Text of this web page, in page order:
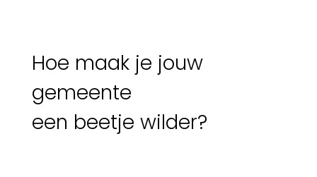
Hoe maak je jouw
gemeente
een beetje wilder?